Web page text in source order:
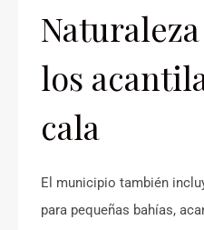
los
cala
El municipio también
para pequeñas bahías,